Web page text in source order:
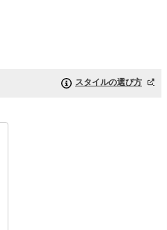
スタイルの選び方